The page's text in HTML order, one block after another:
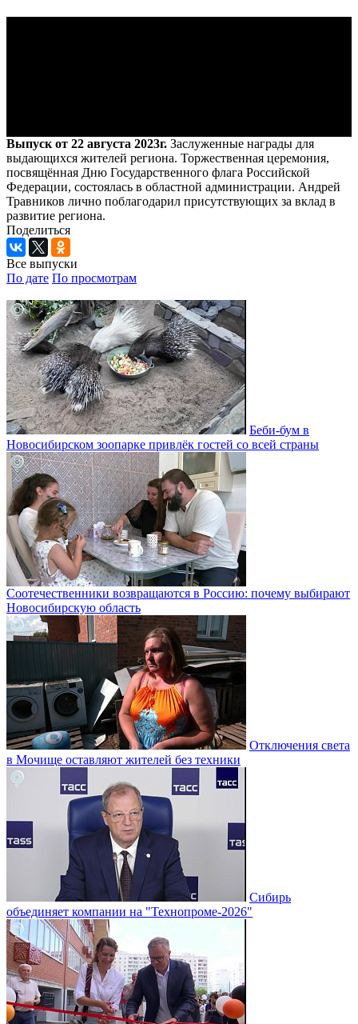
Выпуск от 22 августа 2023г. Заслуженные награды для
выдающихся жителей региона. Торжественная церемония,
посвящённая Дню Государственного флага Российской
Федерации, состоялась в областной администрации. Андрей
Травников лично поблагодарил присутствующих за вклад в
развитие региона.
Поделиться
Все выпуски
По дате По просмотрам
Беби-бум в
Новосибирском зоопарке привлёк гостей со всей страны
Соотечественники возвращаются в Россию: почему выбирают
Новосибирскую область
Отключения света
в Мочище оставляют жителей без техники
Сибирь
объединяет компании на "Технопроме-2026"